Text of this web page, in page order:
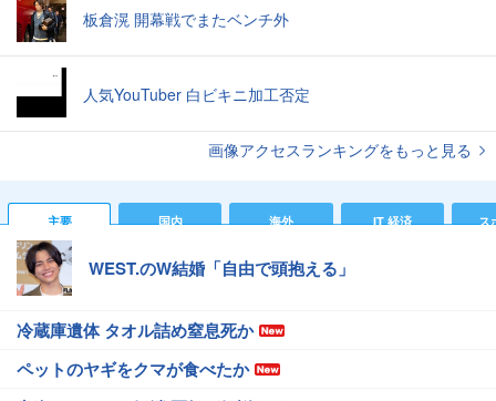
板倉滉 開幕戦でまたベンチ外
人気YouTuber 白ビキニ加工否定
画像アクセスランキングをもっと見る
主要 国内 海外 IT 経済 ス
WEST.のW結婚「自由で頭抱える」
冷蔵庫遺体 タオル詰め窒息死か
ペットのヤギをクマが食べたか